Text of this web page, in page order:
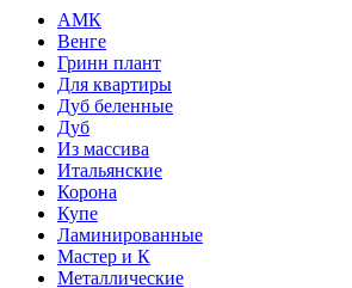
АМК
Венге
Гринн плант
Для квартиры
Дуб беленные
Дуб
Из массива
Итальянские
Корона
Купе
Ламинированные
Мастер и К
Металлические